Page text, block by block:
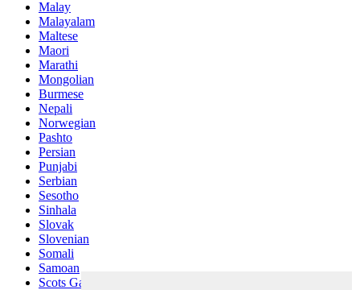
Malay
Malayalam
Maltese
Maori
Marathi
Mongolian
Burmese
Nepali
Norwegian
Pashto
Persian
Punjabi
Serbian
Sesotho
Sinhala
Slovak
Slovenian
Somali
Samoan
Scots Gaelic